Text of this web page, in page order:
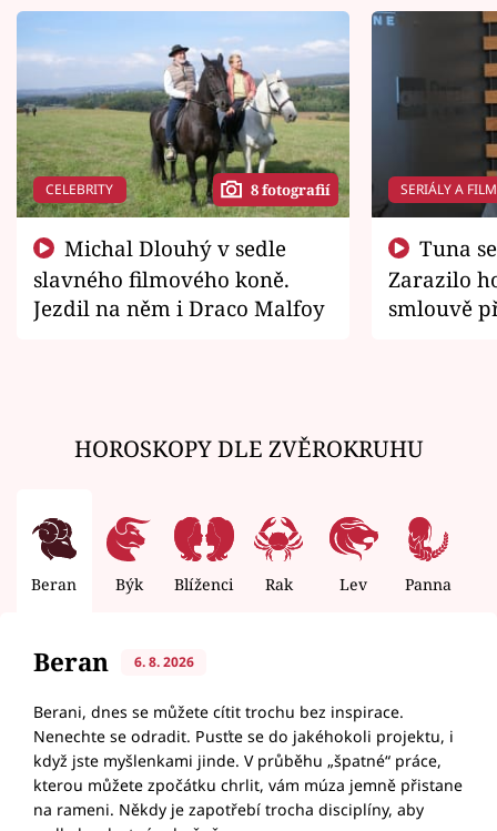
CELEBRITY 8 fotografií
slavného filmového koně.
Jezdil na něm i Draco Malfoy
SERIÁLY A
Zarazilo
smlouvě
HOROSKOPY DLE ZVĚROKRUHU
Beran Býk Blíženci Rak Lev Panna
Beran 6. 8. 2026
Berani, dnes se můžete cítit trochu bez inspirace.
Nenechte se odradit. Pusťte se do jakéhokoli projektu, i
když jste myšlenkami jinde. V průběhu „špatné“ práce,
kterou můžete zpočátku chrlit, vám múza jemně přistane
na rameni. Někdy je zapotřebí trocha disciplíny, aby